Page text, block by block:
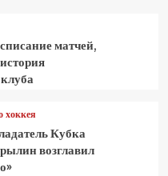
матчей,
хоккея
Кубка
возглавил